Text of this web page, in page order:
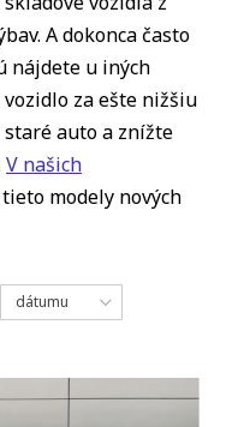
A dokonca často
nájdete u iných
za ešte nižšiu
staré auto a znížte
V našich
modely nových
dátumu